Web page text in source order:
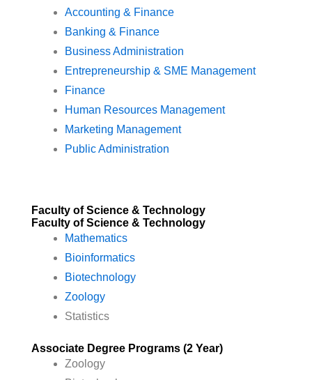
Accounting & Finance
Banking & Finance
Business Administration
Entrepreneurship & SME Management
Finance
Human Resources Management
Marketing Management
Public Administration
Faculty of Science & Technology
Faculty of Science & Technology
Mathematics
Bioinformatics
Biotechnology
Zoology
Statistics
Associate Degree Programs (2 Year)
Zoology